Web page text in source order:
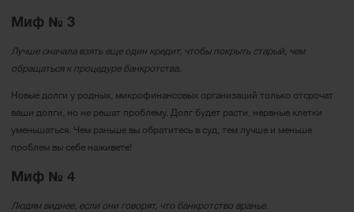
Миф № 3
Лучше сначала взять еще один кредит, чтобы покрыть старый, чем
обращаться к процедуре банкротства.
Новые долги у родных, микрофинансовых организаций только отсрочат
ваши долги, но не решат проблему. Долг будет расти, нервные клетки
уменьшаться. Чем раньше вы обратитесь в суд, тем лучше и меньше
проблем вы себе наживете!
Миф № 4
Людям виднее, если они говорят, что банкротство вранье.